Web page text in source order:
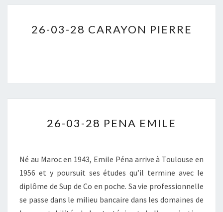
03-
26-03-28 CARAYON PIERRE
03-
PENA
26-03-28 PENA EMILE
Né au Maroc en 1943, Emile Péna arrive à Toulouse en
1956 et y poursuit ses études qu’il termine avec le
diplôme de Sup de Co en poche. Sa vie professionnelle
se passe dans le milieu bancaire dans les domaines de